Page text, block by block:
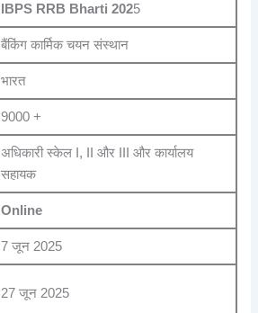
IBPS RRB Bharti 2025
बैंकिंग कार्मिक चयन संस्थान
भारत
9000 +
अधिकारी स्केल I, II और III और कार्यालय
सहायक
Online
7 जून 2025
27 जून 2025